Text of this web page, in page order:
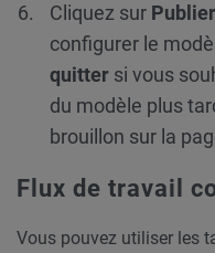
Cliquez sur Publier
configurer le
quitter si vous
du modèle plus
brouillon sur la
Flux de travail
Vous pouvez utiliser les